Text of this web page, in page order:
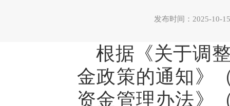
发布时间：2025-
根据《关于调
金政策的通知》
资金管理办法》